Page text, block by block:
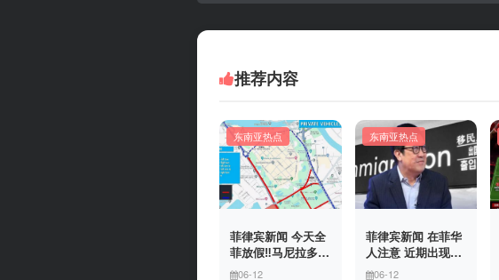
推荐内容
东南亚热点
菲律宾新闻 今天全
菲放假‼️马尼拉多地
封路06-12
东南亚热点
菲律宾新闻 在菲华
人注意 近期出现假
冒移民局执法人员
06-12